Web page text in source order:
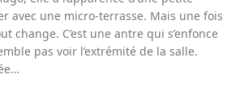
avec une micro-terrasse. Mais une fois
change. C’est une antre qui s’enfonce
pas voir l’extrémité de la salle.